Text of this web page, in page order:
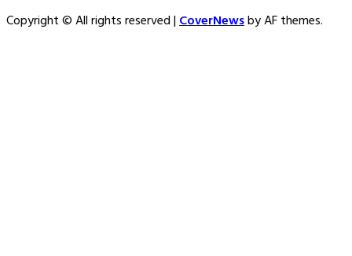
Copyright © All rights reserved|CoverNewsby AF themes.